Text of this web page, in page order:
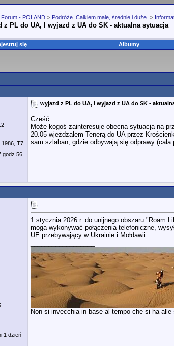
Forum - POLAND > Podróże. Całkiem małe, średnie i duże. >
z PL do UA, I wyjazd z UA do SK - aktualna sytuacja
się Albumy
1986, T7
godz 56
wyjazd z PL do UA, I wyjazd z UA do SK -
Cześć
Może kogoś zainteresuje obecna sytuacja na
20.05 wjeżdzałem Tenerą do UA przez
sam szlaban, gdzie odbywają się odprawy
1 dzień
1 stycznia 2026 r. do unijnego obszaru "Roam
mogą wykonywać połączenia telefoniczne,
UE przebywający w Ukrainie i Mołdawii.
Non si invecchia in base al tempo che si ha